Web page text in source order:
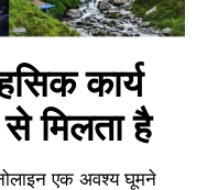
कार्य
मिलता है
एक अवश्य घूमने